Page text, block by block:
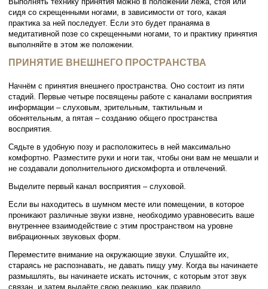
сидя со скрещенными ногами, в зависимости от того, какая
практика за ней последует. Если это будет пранаяма в
медитативной позе со скрещенными ногами, то и практику принятия
выполняйте в этом же положении.
ПРИНЯТИЕ ВНЕШНЕГО ПРОСТРАНСТВА
Начнём с принятия внешнего пространства. Оно состоит из пяти
стадий. Первые четыре посвящены работе с каналами восприятия
информации – слуховым, зрительным, тактильным и
обонятельным, а пятая – созданию общего пространства
восприятия.
Сядьте в удобную позу и расположитесь в ней максимально
комфортно. Разместите руки и ноги так, чтобы они вам не мешали и
не создавали дополнительного дискомфорта и отвлечений.
Выделите первый канал восприятия – слуховой.
Если вы находитесь в шумном месте или помещении, в которое
проникают различные звуки извне, необходимо уравновесить ваше
внутреннее взаимодействие с этим пространством на уровне
вибрационных звуковых форм.
Переместите внимание на окружающие звуки. Слушайте их,
стараясь не распознавать, не давать пищу уму. Когда вы начинаете
размышлять, вы начинаете искать источник, с которым этот звук
связан, и затем выдаёте свою реакцию, как правило,